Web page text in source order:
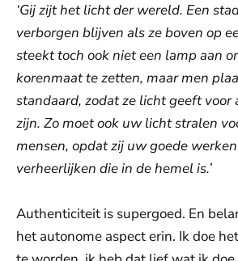
‘Gij zijt het licht der wereld. Een
verborgen blijven als ze boven op
steekt toch ook niet een lamp aan
korenmaat te zetten, maar men
standaard, zodat ze licht geeft voor
zijn. Zo moet ook uw licht stralen
mensen, opdat zij uw goede
verheerlijken die in de hemel is.’
Authenticiteit is supergoed. En
het autonome aspect erin. Ik doe